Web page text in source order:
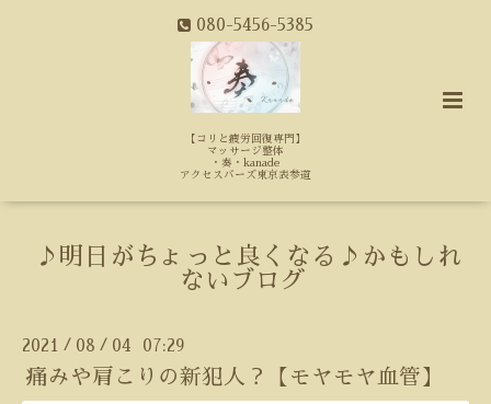
080-5456-5385
【コリと疲労回復専門】
マッサージ整体
・奏・kanade
アクセスバーズ東京表参道
♪明日がちょっと良くなる♪かもしれ
ないブログ
2021 / 08 / 04 07:29
痛みや肩こりの新犯人？【モヤモヤ血管】